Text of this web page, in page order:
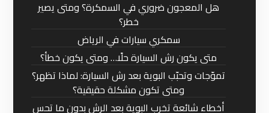
هل المعجون ضروري في السمكرة؟ ومتى يصير
خطر؟
سمكري سيارات في الرياض
متى يكون رش السيارة حلًا… ومتى يكون خطأ؟
تموّجات وتحبّب البوية بعد رش السيارة: لماذا تظهر؟
ومتى تكون مشكلة حقيقية؟
أخطاء شائعة تخرب البوية بعد الرش بدون ما تحس